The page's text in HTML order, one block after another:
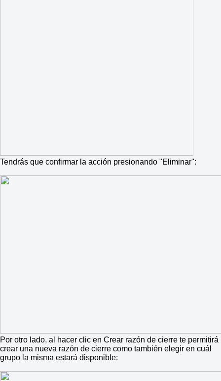
Tendrás que confirmar la acción presionando "Eliminar":
Por otro lado, al hacer clic en Crear razón de cierre te permitirá
crear una nueva razón de cierre como también elegir en cuál
grupo la misma estará disponible: